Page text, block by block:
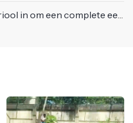
complete eendenfamilie te redden